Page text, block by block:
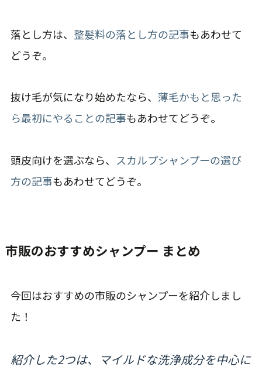
落とし方は、 整髪料の落とし方の記事もあわせて
どうぞ。
抜け毛が気になり始めたなら、 薄毛かもと思った
ら最初にやることの記事もあわせてどうぞ。
頭皮向けを選ぶなら、
スカルプシャンプーの選び
方の記事もあわせてどうぞ。
市販のおすすめシャンプー まとめ
今回はおすすめの市販のシャンプーを紹介しまし
た！
紹介した2つは、マイルドな洗浄成分を中心に